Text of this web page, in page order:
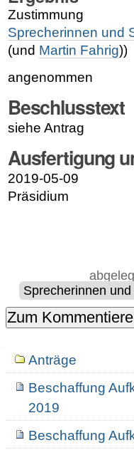
Zustimmung
Sprecherinnen und
(und Martin Fahrig))
angenommen
Beschlusstext
siehe Antrag
Ausfertigung
2019-05-09
Präsidium
Sprecherinnen
NavigationAnträge
Beschaffung
2019
Beschaffung